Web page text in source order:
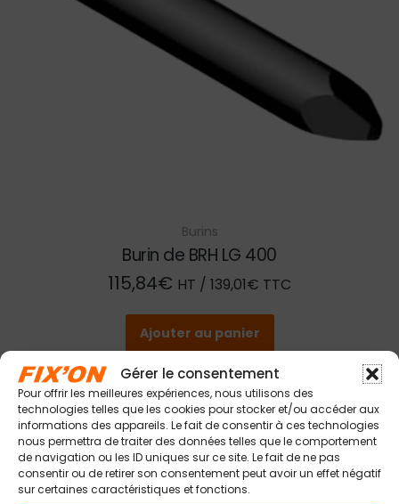
Gérer le consentement
Pour offrir les meilleures expériences, nous utilisons des
technologies telles que les cookies pour stocker et/ou accéder aux
informations des appareils. Le fait de consentir à ces technologies
nous permettra de traiter des données telles que le comportement
de navigation ou les ID uniques sur ce site. Le fait de ne pas
consentir ou de retirer son consentement peut avoir un effet négatif
sur certaines caractéristiques et fonctions.
Burins
Burin de BRH LG 400
115,84€ HT / 139,01€ TTC
Ajouter au panier